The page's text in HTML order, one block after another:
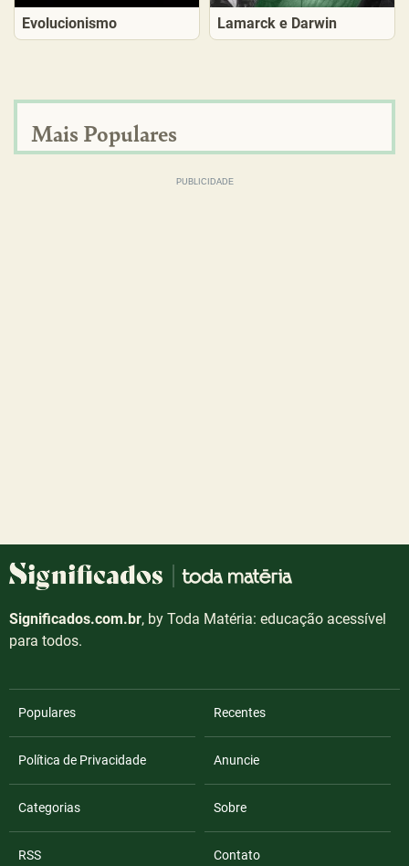
Evolucionismo Lamarck e Darwin
Mais Populares
Significados.com.br, by Toda Matéria: educação acessível
para todos.
Populares Recentes
Política de Privacidade Anuncie
Categorias Sobre
RSS Contato